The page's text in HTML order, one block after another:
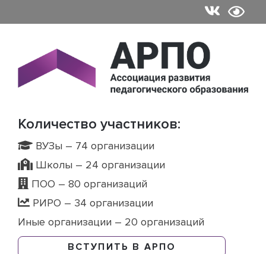
to
Количество участников:
ВУЗы – 74 организации
Школы – 24 организации
ПОО – 80 организаций
РИРО – 34 организации
Иные организации – 20 организаций
ВСТУПИТЬ В АРПО